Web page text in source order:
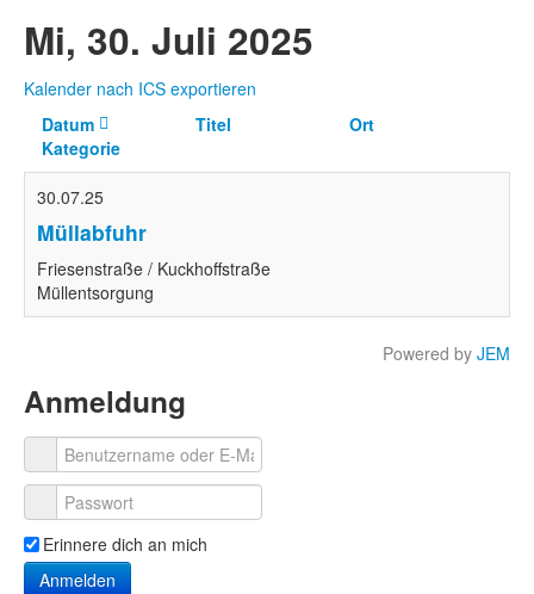
Mi, 30. Juli 2025
Kalender nach ICS exportieren
Datum
Titel
Ort
Kategorie
30.07.25
Müllabfuhr
Friesenstraße / Kuckhoffstraße
Müllentsorgung
Powered by JEM
Anmeldung
Erinnere dich an mich
Anmelden